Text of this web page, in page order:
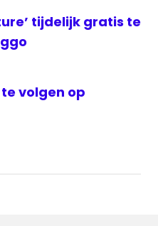
tijdelijk gratis te
volgen op